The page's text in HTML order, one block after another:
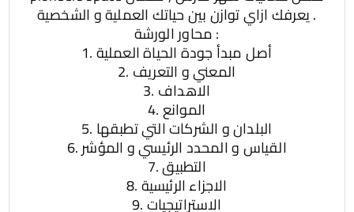
يعرفك ازاي توازن بين حياتك العملية و الشخصية .
محاور الورشة :
1. أصل مبدأ جودة الحياة العملية
2. المعني و التعريف
3. الاهداف
4. الموانع
5. البلدان و الشركات التي تطبقها
6. القياس و المحدد الرئيسي و المؤشر
7. التطبيق
8. الاجزاء الرئيسية
9. الاستراتيجيات